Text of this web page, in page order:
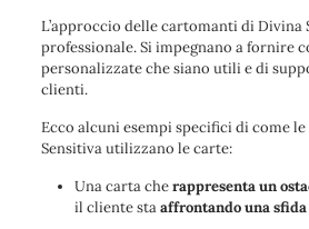
L’approccio delle cartomanti di Divina
professionale. Si impegnano a fornire
personalizzate che siano utili e di
clienti.
Ecco alcuni esempi specifici di come
Sensitiva utilizzano le carte:
Una carta cherappresenta un
il cliente staaffrontando una